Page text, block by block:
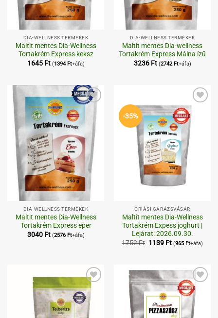
DIA-WELLNESS TERMÉKEK
Maltit mentes Dia-Wellness
Tortakrém Express keksz
1645 Ft (1394 Ft+áfa)
DIA-WELLNESS TERMÉKEK
Maltit mentes Dia-wellness
Tortakrém Express Málna ízű
3236 Ft (2742 Ft+áfa)
Kedvenceimhez
DIA-WELLNESS TERMÉKEK
Maltit mentes Dia-Wellness
Tortakrém Express eper
3040 Ft (2576 Ft+áfa)
-35%
Kedvenceimhez
ÓRIÁSI GARÁZSVÁSÁR
Maltit mentes Dia-Wellness
Tortakrém Expess joghurt |
Lejárat: 2026.09.30.
1752Ft Original
1139 FtCurrent
price
(965 Ft+áfa)
Kedvenceimhez Kedvenceimhez